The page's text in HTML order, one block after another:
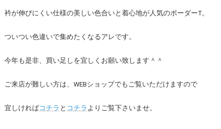
衿が伸びにくい仕様の美しい色合いと着心地が人気のボーダーT。
ついつい色違いで集めたくなるアレです。
今年も是非、買い足しを宜しくお願い致します＾＾
ご来店が難しい方は、WEBショップでもご覧いただけますので
宜しければコチラ と コチラよりご覧下さいませ。